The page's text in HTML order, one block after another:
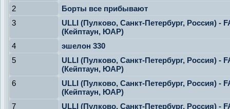
2
Борты все прибывают
3
ULLI (Пулково, Санкт-Петербург, Россия) -
(Кейптаун, ЮАР)
4
эшелон 330
5
ULLI (Пулково, Санкт-Петербург, Россия) -
(Кейптаун, ЮАР)
6
ULLI (Пулково, Санкт-Петербург, Россия) -
(Кейптаун, ЮАР)
7
ULLI (Пулково, Санкт-Петербург, Россия) -